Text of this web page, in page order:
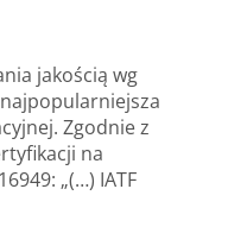
jakością wg
Zgodnie z
na
„(…) IATF